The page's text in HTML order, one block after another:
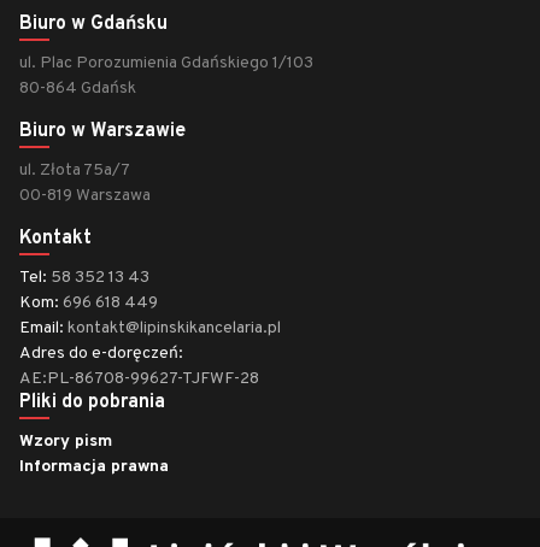
Biuro w Gdańsku
ul. Plac Porozumienia Gdańskiego 1/103
80-864 Gdańsk
Biuro w Warszawie
ul. Złota 75a/7
00-819 Warszawa
Kontakt
Tel: 58 352 13 43
Kom: 696 618 449
Email: kontakt@lipinskikancelaria.pl
Adres do e-doręczeń:
AE:PL-86708-99627-TJFWF-28
Pliki do pobrania
Wzory pism
Informacja prawna